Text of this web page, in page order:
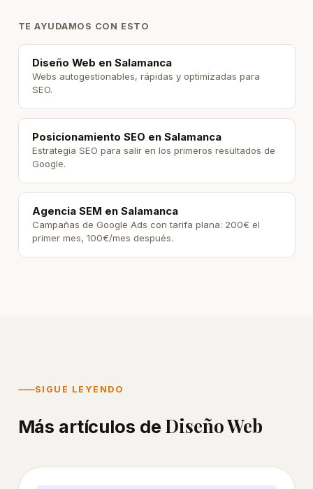
TE AYUDAMOS CON ESTO
Diseño Web en Salamanca
Webs autogestionables, rápidas y optimizadas para
SEO.
Posicionamiento SEO en Salamanca
Estrategia SEO para salir en los primeros resultados de
Google.
Agencia SEM en Salamanca
Campañas de Google Ads con tarifa plana: 200€ el
primer mes, 100€/mes después.
que
protocolo
SIGUE LEYENDO
Más artículos de Diseño Web